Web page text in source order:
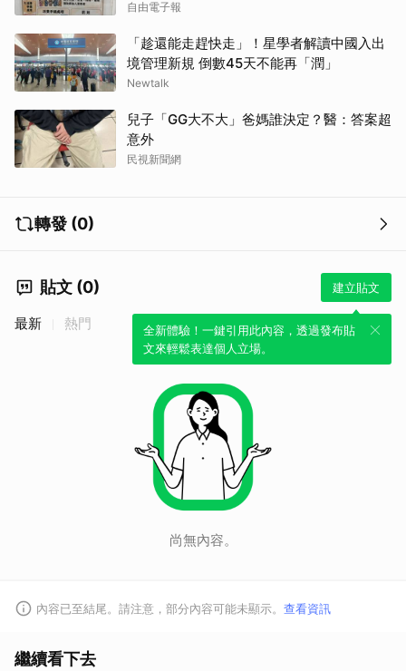
自由電子報
「趁還能走趕快走」！星學者解讀中國入出
境管理新規 倒數45天不能再「潤」
Newtalk
兒子「GG大不大」爸媽誰決定？醫：答案超
意外
民視新聞網
轉發 (0)
貼文 (0) 建立貼文
全新體驗！一鍵引用此內容，透過發布貼
文來輕鬆表達個人立場。
最新 熱門
尚無內容。
內容已至結尾。請注意，部分內容可能未顯示。 查看資訊
繼續看下去